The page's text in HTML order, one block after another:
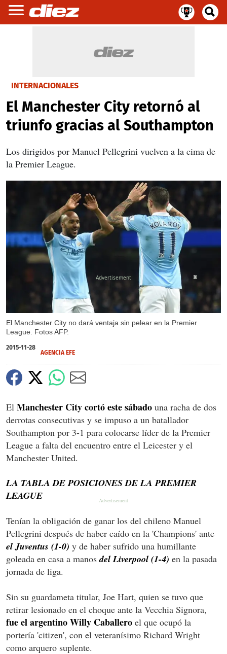
INTERNACIONALES
El Manchester City retornó al
triunfo gracias al Southampton
Los dirigidos por Manuel Pellegrini vuelven a la cima de
la Premier League.
El Manchester City no dará ventaja sin pelear en la Premier
League. Fotos AFP.
X
X
2015-11-28
AGENCIA EFE
El Manchester City cortó este sábado una racha de dos
derrotas consecutivas y se impuso a un batallador
Southampton por 3-1 para colocarse líder de la Premier
League a falta del encuentro entre el Leicester y el
Manchester United.
LA TABLA DE POSICIONES DE LA PREMIER
LEAGUE
Tenían la obligación de ganar los del chileno Manuel
Pellegrini después de haber caído en la 'Champions' ante
el Juventus (1-0) y de haber sufrido una humillante
goleada en casa a manosdel Liverpool (1-4) en la pasada
jornada de liga.
Sin su guardameta titular, Joe Hart, quien se tuvo que
retirar lesionado en el choque ante la Vecchia Signora,
fue el argentino Willy Caballero el que ocupó la
portería 'citizen', con el veteranísimo Richard Wright
como arquero suplente.